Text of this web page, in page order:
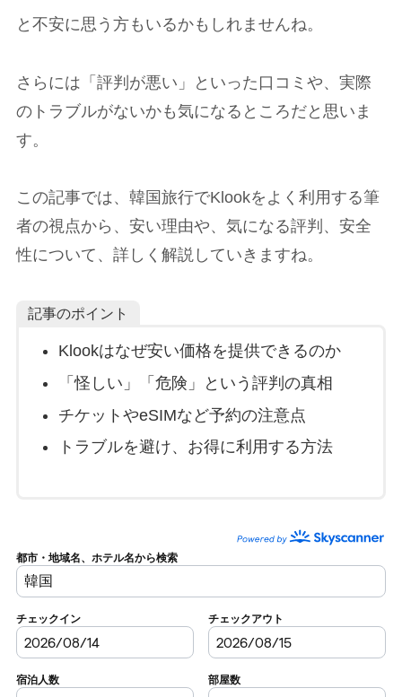
と不安に思う方もいるかもしれませんね。
さらには「評判が悪い」といった口コミや、実際
のトラブルがないかも気になるところだと思いま
す。
この記事では、韓国旅行でKlookをよく利用する筆
者の視点から、安い理由や、気になる評判、安全
性について、詳しく解説していきますね。
記事のポイント
Klookはなぜ安い価格を提供できるのか
「怪しい」「危険」という評判の真相
チケットやeSIMなど予約の注意点
トラブルを避け、お得に利用する方法